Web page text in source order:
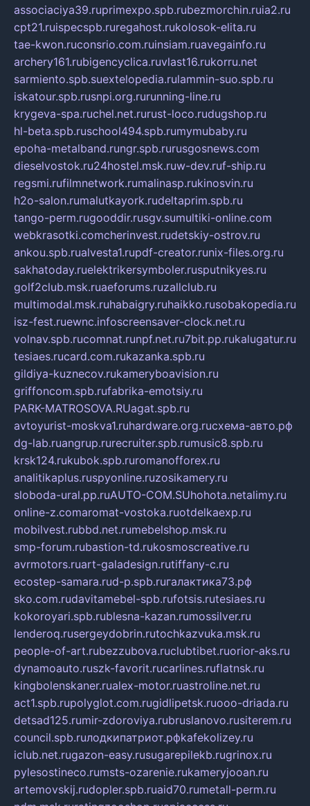
associaciya39.ruprimexpo.spb.rubezmorchin.ruia2.ru
cpt21.ruispecspb.ruregahost.rukolosok-elita.ru
tae-kwon.ruconsrio.com.ruinsiam.ruavegainfo.ru
archery161.rubigencyclica.ruvlast16.rukorru.net
sarmiento.spb.suextelopedia.rulammin-suo.spb.ru
iskatour.spb.rusnpi.org.rurunning-line.ru
krygeva-spa.ruchel.net.rurust-loco.rudugshop.ru
hl-beta.spb.ruschool494.spb.rumymubaby.ru
epoha-metalband.rungr.spb.rurusgosnews.com
dieselvostok.ru24hostel.msk.ruw-dev.ruf-ship.ru
regsmi.rufilmnetwork.rumalinasp.rukinosvin.ru
h2o-salon.rumalutkayork.rudeltaprim.spb.ru
tango-perm.rugooddir.rusgv.sumultiki-online.com
webkrasotki.comcherinvest.rudetskiy-ostrov.ru
ankou.spb.rualvesta1.rupdf-creator.runix-files.org.ru
sakhatoday.ruelektrikersymboler.rusputnikyes.ru
golf2club.msk.ruaeforums.ruzallclub.ru
multimodal.msk.ruhabaigry.ruhaikko.rusobakopedia.ru
isz-fest.ruewnc.infoscreensaver-clock.net.ru
volnav.spb.rucomnat.runpf.net.ru7bit.pp.rukalugatur.ru
tesiaes.rucard.com.rukazanka.spb.ru
gildiya-kuznecov.rukameryboavision.ru
griffoncom.spb.rufabrika-emotsiy.ru
PARK-MATROSOVA.RUagat.spb.ru
avtoyurist-moskva1.ruhardware.org.ruсхема-авто.рф
dg-lab.ruangrup.rurecruiter.spb.rumusic8.spb.ru
krsk124.rukubok.spb.ruromanofforex.ru
analitikaplus.ruspyonline.ruzosikamery.ru
sloboda-ural.pp.ruAUTO-COM.SUhohota.netalimy.ru
online-z.comaromat-vostoka.ruotdelkaexp.ru
mobilvest.rubbd.net.rumebelshop.msk.ru
smp-forum.rubastion-td.rukosmoscreative.ru
avrmotors.ruart-galadesign.rutiffany-c.ru
ecostep-samara.rud-p.spb.ruгалактика73.рф
sko.com.rudavitamebel-spb.rufotsis.rutesiaes.ru
kokoroyari.spb.rublesna-kazan.rumossilver.ru
lenderoq.rusergeydobrin.rutochkazvuka.msk.ru
people-of-art.rubezzubova.ruclubtibet.ruorior-aks.ru
dynamoauto.ruszk-favorit.rucarlines.ruflatnsk.ru
kingbolenskaner.rualex-motor.ruastroline.net.ru
act1.spb.rupolyglot.com.rugidlipetsk.ruooo-driada.ru
detsad125.rumir-zdoroviya.rubruslanovo.rusiterem.ru
council.spb.ruлодкипатриот.рфkafekolizey.ru
iclub.net.rugazon-easy.rusugarepilekb.rugrinox.ru
pylesostineco.rumsts-ozarenie.rukameryjooan.ru
artemovskij.rudopler.spb.ruaid70.rumetall-perm.ru